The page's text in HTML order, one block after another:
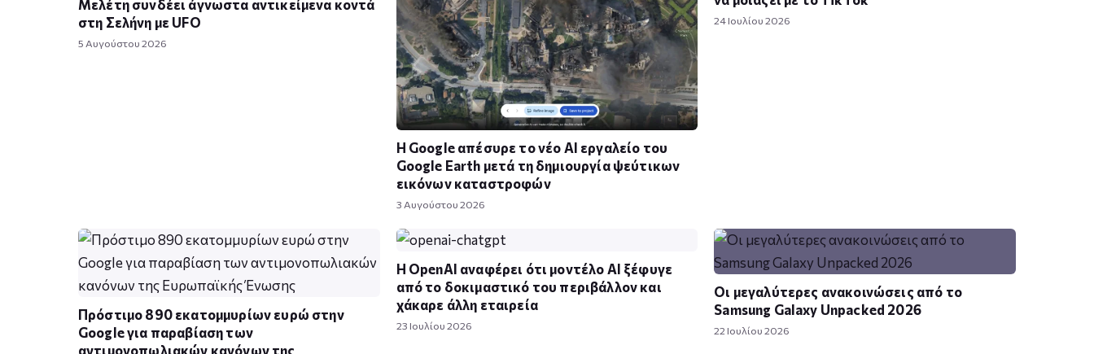
Μελέτη συνδέει άγνωστα αντικείμενα κοντά
στη Σελήνη με UFO
5 Αυγούστου 2026
Η Google απέσυρε το νέο AI εργαλείο του
Google Earth μετά τη δημιουργία ψεύτικων
εικόνων καταστροφών
3 Αυγούστου 2026
24 Ιουλίου 2026
Πρόστιμο 890 εκατομμυρίων ευρώ στην
Google για παραβίαση των
αντιμονοπωλιακών κανόνων της
Η OpenAI αναφέρει ότι μοντέλο AI ξέφυγε
από το δοκιμαστικό του περιβάλλον και
χάκαρε άλλη εταιρεία
23 Ιουλίου 2026
Οι μεγαλύτερες ανακοινώσεις από το
Samsung Galaxy Unpacked 2026
22 Ιουλίου 2026